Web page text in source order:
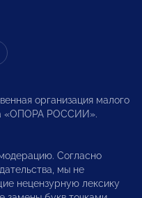
организация малого
«ОПОРА РОССИИ».
Согласно
мы не
нецензурную лексику